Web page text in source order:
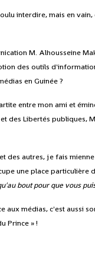
interdire, mais en
M. Alhousseine
des outils
en Guinée ?
entre mon ami et
des Libertés publiques,
des autres, je fais
une place particulière
bout pour que vous
aux médias, c'est aussi
Prince » !